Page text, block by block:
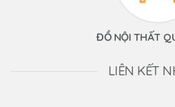
ĐỒ NỘI THẤT
LIÊN KẾT